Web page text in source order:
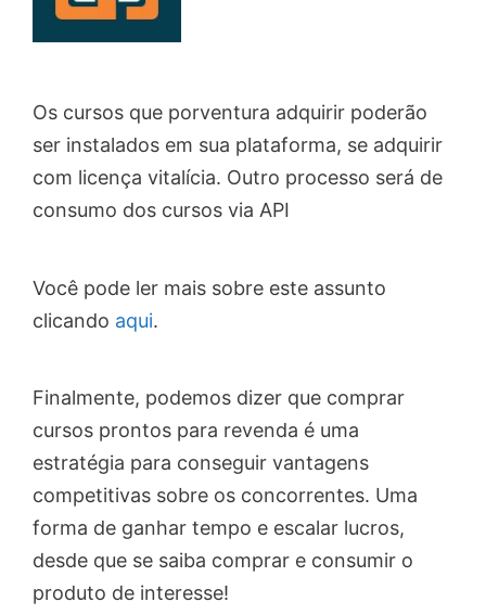
Os cursos que porventura adquirir poderão
ser instalados em sua plataforma, se adquirir
com licença vitalícia. Outro processo será de
consumo dos cursos via API
Você pode ler mais sobre este assunto
clicando aqui.
Finalmente, podemos dizer que comprar
cursos prontos para revenda é uma
estratégia para conseguir vantagens
competitivas sobre os concorrentes. Uma
forma de ganhar tempo e escalar lucros,
desde que se saiba comprar e consumir o
produto de interesse!